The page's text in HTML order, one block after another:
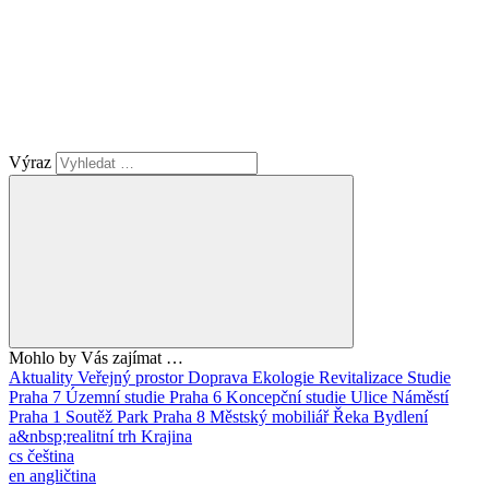
Výraz
Mohlo by Vás zajímat …
Aktuality Veřejný prostorDoprava Ekologie Revitalizace Studie
Praha 7 Územní studie Praha 6 Koncepční studie Ulice Náměstí
Praha 1 Soutěž Park Praha 8 Městský mobiliářŘeka Bydlení
a&nbsp;realitní trh Krajina
cs čeština
en angličtina